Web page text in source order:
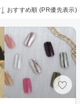
おすすめ順 (PR優先表示)